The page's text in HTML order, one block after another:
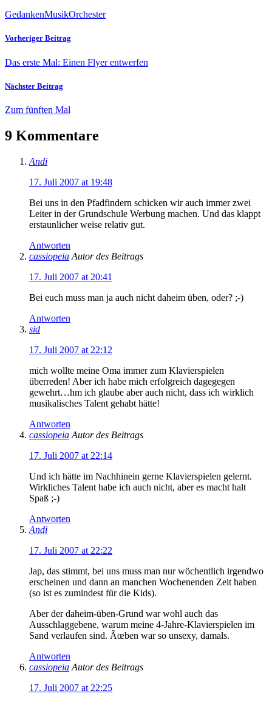
GedankenMusikOrchester
Vorheriger Beitrag
Das erste Mal: Einen Flyer entwerfen
Nächster Beitrag
Zum fünften Mal
9 Kommentare
Andi
17. Juli 2007 at 19:48
Bei uns in den Pfadfindern schicken wir auch immer zwei
Leiter in der Grundschule Werbung machen. Und das klappt
erstaunlicher weise relativ gut.
Antworten
cassiopeia Autor des Beitrags
17. Juli 2007 at 20:41
Bei euch muss man ja auch nicht daheim üben, oder? ;-)
Antworten
sid
17. Juli 2007 at 22:12
mich wollte meine Oma immer zum Klavierspielen
überreden! Aber ich habe mich erfolgreich dagegegen
gewehrt…hm ich glaube aber auch nicht, dass ich wirklich
musikalisches Talent gehabt hätte!
Antworten
cassiopeia Autor des Beitrags
17. Juli 2007 at 22:14
Und ich hätte im Nachhinein gerne Klavierspielen gelernt.
Wirkliches Talent habe ich auch nicht, aber es macht halt
Spaß ;-)
Antworten
Andi
17. Juli 2007 at 22:22
Jap, das stimmt, bei uns muss man nur wöchentlich irgendwo
erscheinen und dann an manchen Wochenenden Zeit haben
(so ist es zumindest für die Kids).
Aber der daheim-üben-Grund war wohl auch das
Ausschlaggebene, warum meine 4-Jahre-Klavierspielen im
Sand verlaufen sind. Ãœben war so unsexy, damals.
Antworten
cassiopeia Autor des Beitrags
17. Juli 2007 at 22:25